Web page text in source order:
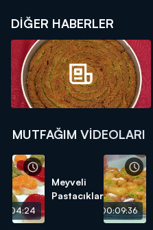
DIĞER HABERLER
MUTFAĞIM VIDEOLARI
Meyveli
Pastacıklar
00:09:36